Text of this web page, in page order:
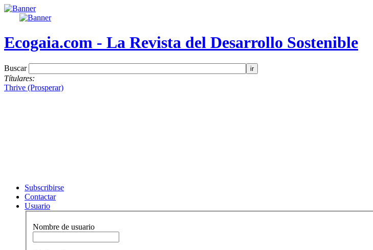
Ecogaia.com - La Revista del Desarrollo Sostenible
Buscar
Títulares:
Thrive (Prosperar)
Subscribirse
Contactar
Usuario
Nombre de usuario